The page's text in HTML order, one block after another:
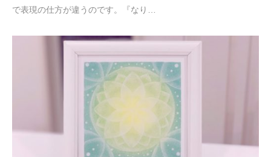
で表現の仕方が違うのです。『なり…